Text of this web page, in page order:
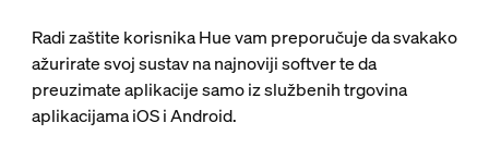
Radi zaštite korisnika Hue vam preporučuje da svakako
ažurirate svoj sustav na najnoviji softver te da
preuzimate aplikacije samo iz službenih trgovina
aplikacijama iOS i Android.